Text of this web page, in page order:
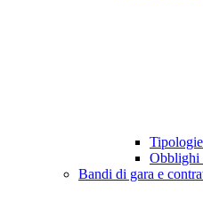
Obblighi
Bandi di gara e